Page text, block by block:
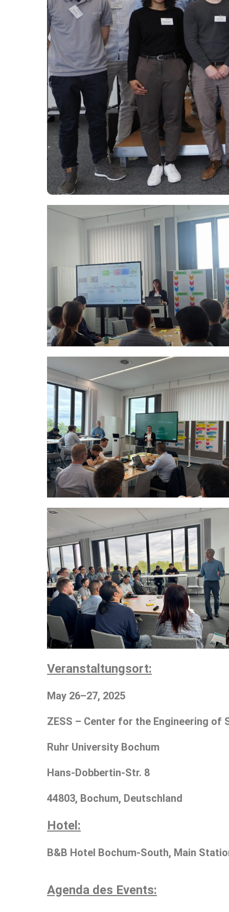
Veranstaltungsort:
May 26–27, 2025
ZESS – Center for the Engineering
Ruhr University Bochum
Hans-Dobbertin-Str. 8
44803, Bochum, Deutschland
Hotel:
B&B Hotel Bochum-South, Main
Agenda des Events: